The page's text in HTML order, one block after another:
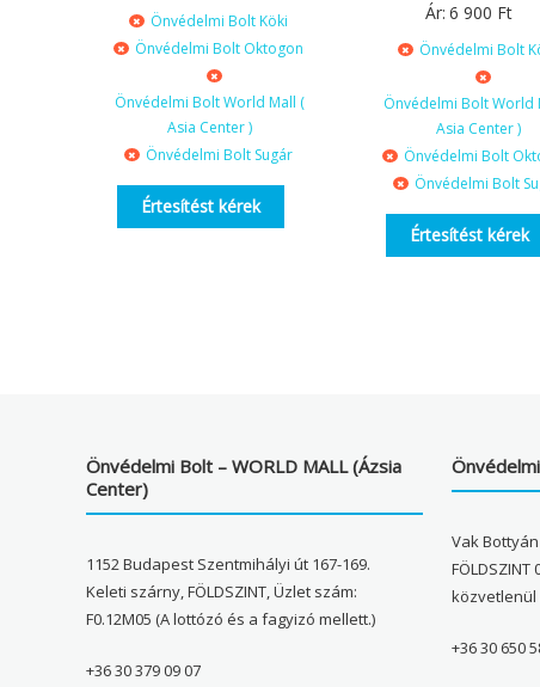
Önvédelmi Bolt Köki
Önvédelmi Bolt Oktogon
Önvédelmi Bolt World Mall (
Asia Center )
Önvédelmi Bolt Sugár
Értesítést kérek
Ár: 6 900 Ft
Önvédelmi Bolt
Önvédelmi Bolt World
Asia Center )
Önvédelmi Bolt
Önvédelmi Bolt
Értesítést kérek
Önvédelmi Bolt – WORLD MALL (Ázsia
Center)
1152 Budapest Szentmihályi út 167-169.
Keleti szárny, FÖLDSZINT, Üzlet szám:
F0.12M05 (A lottózó és a fagyizó mellett.)
+36 30 379 09 07
Vak
közvetlenül
+36 30 650